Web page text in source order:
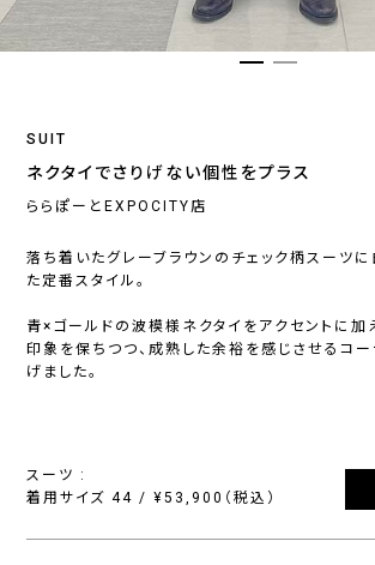
SUIT
ネクタイでさりげない個性をプラス
ららぽーとEXPOCITY店
落ち着いたグレーブラウンのチェック柄スーツ
た定番スタイル。
青×ゴールドの波模様ネクタイをアクセントに加
印象を保ちつつ、成熟した余裕を感じさせるコ
げました。
スーツ :
着用サイズ 44 / ¥53,900（税込）